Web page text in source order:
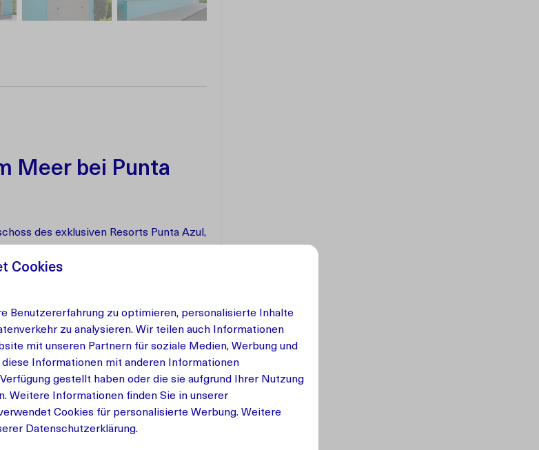
Meer bei Punta
des exklusiven Resorts Punta Azul,
Sie Ruhe, Luxus und Natur in
innerhalb des Resorts und
Ocean Hibiscus der ideale Ort für
sorgenfreien Urlaub. Dank der
zu jeder Tageszeit entspannen können.
mit einem Doppelbett und das andere
Cookies
Benutzererfahrung zu optimieren, personalisierte Inhalte
zu analysieren. Wir teilen auch Informationen
mit unseren Partnern für soziale Medien, Werbung und
diese Informationen mit anderen Informationen
gestellt haben oder die sie aufgrund Ihrer Nutzung
Weitere Informationen finden Sie in unserer
Cookies für personalisierte Werbung. Weitere
Datenschutzerklärung.